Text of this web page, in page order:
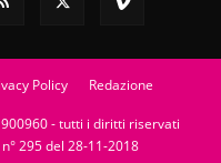
Policy Redazione
- tutti i diritti riservati
295 del 28-11-2018